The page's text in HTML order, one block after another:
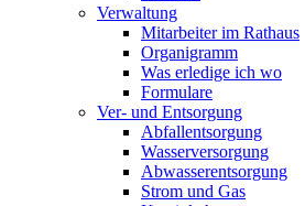
Verwaltung
Mitarbeiter im Rathaus
Organigramm
Was erledige ich wo
Formulare
Ver- und Entsorgung
Abfallentsorgung
Wasserversorgung
Abwasserentsorgung
Strom und Gas